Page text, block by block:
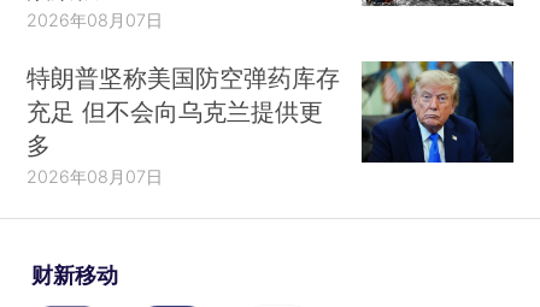
2026年08月07日
特朗普坚称美国防空弹药库存
充足 但不会向乌克兰提供更
多
2026年08月07日
财新移动